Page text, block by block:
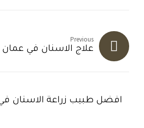
Previous
علاج الاسنان في عمان
افضل طبيب زراعة الاسنان في